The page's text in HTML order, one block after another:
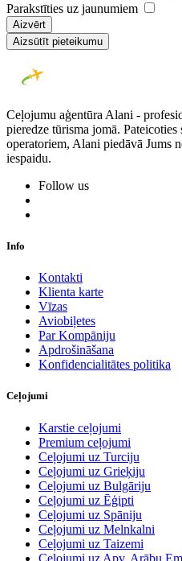
Parakstīties uz jaunumiem
Aizvērt
Aizsūtīt pieteikumu
Ceļojumu aģentūra Alani -
pieredze tūrisma jomā.
operatoriem, Alani piedāvā Jums
iespaidu.
Follow us
Info
Kontakti
Klienta karte
Vīzas
Aviobiļetes
Par Kompāniju
Apdrošināšana
Konfidencialitātes politika
Ceļojumi
Karstie ceļojumi
Premium ceļojumi
Ceļojumi uz Turciju
Ceļojumi uz Grieķiju
Ceļojumi uz Bulgāriju
Ceļojumi uz Ēģipti
Ceļojumi uz Spāniju
Ceļojumi uz Melnkalni
Ceļojumi uz Taizemi
Ceļojumi uz Apv. Arābu